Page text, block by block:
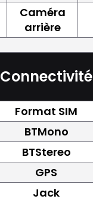
Caméra
arrière
Connectivité
Format SIM
BTMono
BTStereo
GPS
Jack